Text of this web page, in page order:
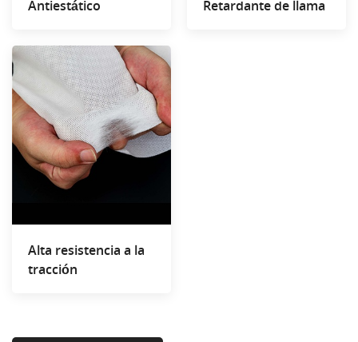
Antiestático Retardante de llama
Alta resistencia a la
tracción